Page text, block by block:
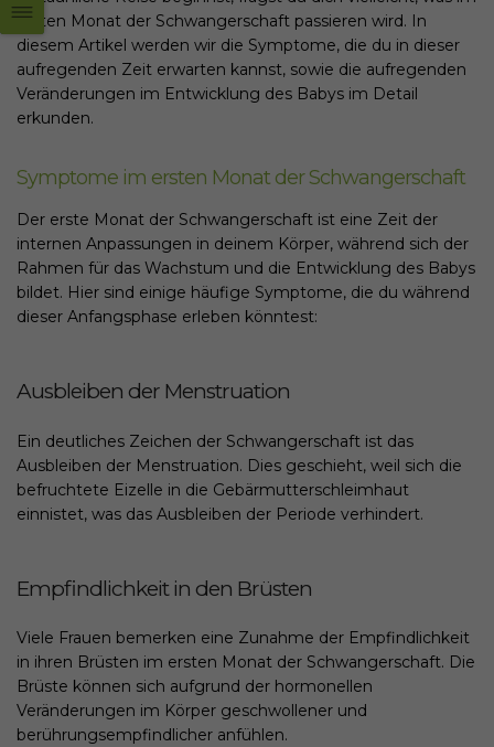
ersten Monat der Schwangerschaft passieren wird. In
diesem Artikel werden wir die Symptome, die du in dieser
aufregenden Zeit erwarten kannst, sowie die aufregenden
Veränderungen im Entwicklung des Babys im Detail
erkunden.
Symptome im ersten Monat der Schwangerschaft
Der erste Monat der Schwangerschaft ist eine Zeit der
internen Anpassungen in deinem Körper, während sich der
Rahmen für das Wachstum und die Entwicklung des Babys
bildet. Hier sind einige häufige Symptome, die du während
dieser Anfangsphase erleben könntest:
Ausbleiben der Menstruation
Ein deutliches Zeichen der Schwangerschaft ist das
Ausbleiben der Menstruation. Dies geschieht, weil sich die
befruchtete Eizelle in die Gebärmutterschleimhaut
einnistet, was das Ausbleiben der Periode verhindert.
Empfindlichkeit in den Brüsten
Viele Frauen bemerken eine Zunahme der Empfindlichkeit
in ihren Brüsten im ersten Monat der Schwangerschaft. Die
Brüste können sich aufgrund der hormonellen
Veränderungen im Körper geschwollener und
berührungsempfindlicher anfühlen.